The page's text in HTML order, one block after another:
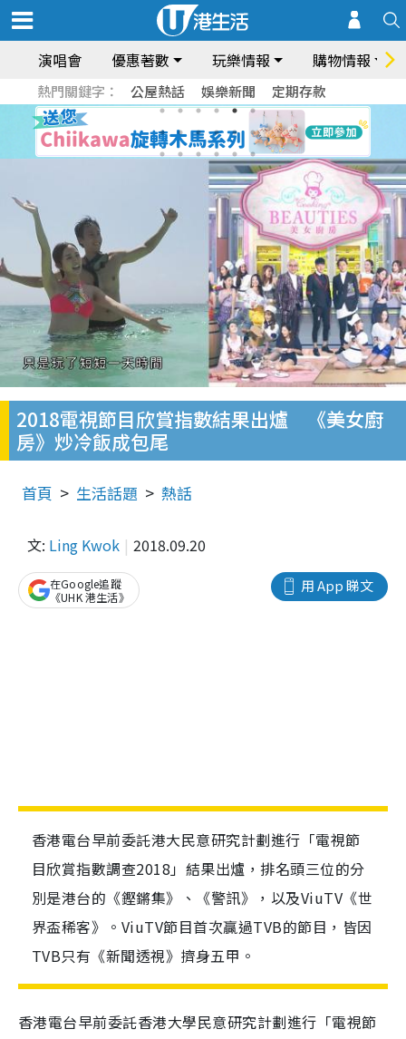
演唱會 優惠著數 玩樂情報 購物情報
熱門關鍵字： 公屋熱話 娛樂新聞 定期存款
2018電視節目欣賞指數結果出爐 《美女廚
房》炒冷飯成包尾
首頁 生活話題 熱話
文: Ling Kwok 2018.09.20
用 App 睇文
在Google追蹤
《UHK 港生活》
香港電台早前委託港大民意研究計劃進行「電視節
目欣賞指數調查2018」結果出爐，排名頭三位的分
別是港台的《鏗鏘集》、《警訊》，以及ViuTV《世
界盃稀客》。ViuTV節目首次贏過TVB的節目，皆因
TVB只有《新聞透視》擠身五甲。
香港電台早前委託香港大學民意研究計劃進行「電視節